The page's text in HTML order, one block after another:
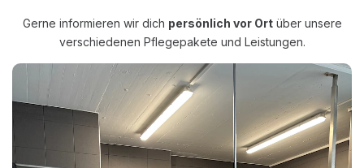
Gerne informieren wir dich persönlich vor Ortüber unsere
verschiedenen Pflegepakete und Leistungen.